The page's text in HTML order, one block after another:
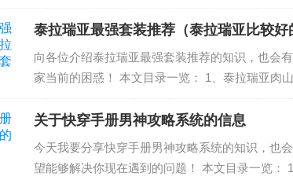
巧。 3、请教疯狂牛仔套牛技巧~~~~~ 烦啊 疯
右侧的时候套就...
泰拉瑞亚最强套装推荐（泰拉瑞亚比较好
向各位介绍泰拉瑞亚最强套装推荐的知识，也会
家当前的困惑！ 本文目录一览： 1、泰拉瑞亚肉
装/饰品是什么 3、泰拉瑞亚套装排行 泰拉瑞亚
剑、魔化之刃、群星之...
关于快穿手册男神攻略系统的信息
今天我要分享快穿手册男神攻略系统的知识，也
望能够解决你现在遇到的问题！ 本文目录一览：